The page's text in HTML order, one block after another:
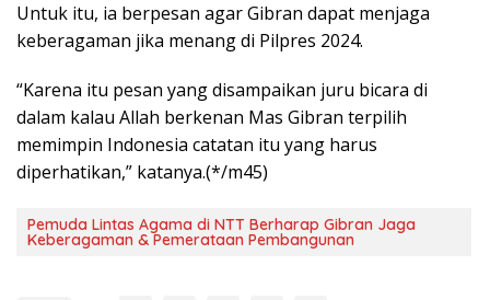
Untuk itu, ia berpesan agar Gibran dapat menjaga
keberagaman jika menang di Pilpres 2024.
“Karena itu pesan yang disampaikan juru bicara di
dalam kalau Allah berkenan Mas Gibran terpilih
memimpin Indonesia catatan itu yang harus
diperhatikan,” katanya.(*/m45)
Pemuda Lintas Agama di NTT Berharap Gibran Jaga
Keberagaman & Pemerataan Pembangunan